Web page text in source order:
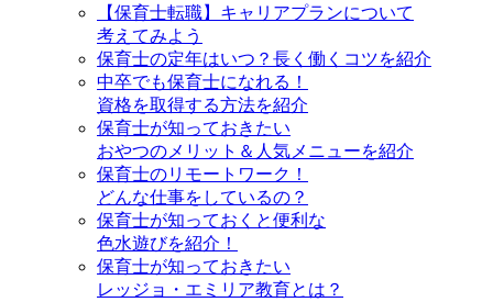
【保育士転職】キャリアプランについて
考えてみよう
保育士の定年はいつ？長く働くコツを紹介
中卒でも保育士になれる！
資格を取得する方法を紹介
保育士が知っておきたい
おやつのメリット＆人気メニューを紹介
保育士のリモートワーク！
どんな仕事をしているの？
保育士が知っておくと便利な
色水遊びを紹介！
保育士が知っておきたい
レッジョ・エミリア教育とは？